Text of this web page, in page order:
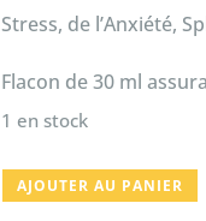
Stress, de l’Anxiété,
Flacon de 30 ml
1 en stock
quantité
AJOUTER AU PANIER